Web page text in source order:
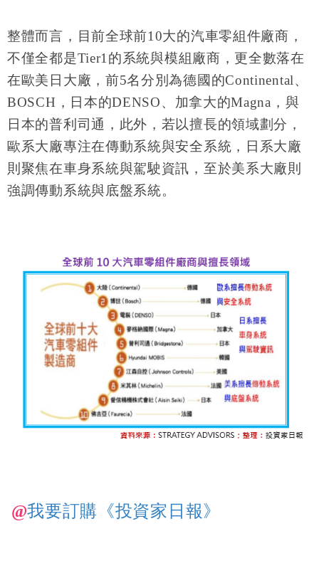
整體而言，目前全球前10大的汽車零組件廠商，
不僅全都是Tier1的系統與模組廠商，更全數落在
在歐美日大廠，前5名分別為德國的Continental、
BOSCH ，日本的DENSO、加拿大的Magna ，與
日本的普利司通，此外，若以擅長的領域劃分，
歐系大廠專注在傳動系統與安全系統，日系大廠
則聚焦在車身系統與駕駛資訊，至於美系大廠則
強調傳動系統與底盤系統。
@我要訂購《投資家日報》